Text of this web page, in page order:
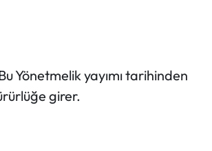
Yönetmelik yayımı tarihinden
girer.